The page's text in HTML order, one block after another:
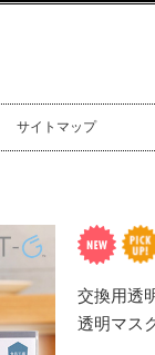
サイトマップ
交換用透
透明マス